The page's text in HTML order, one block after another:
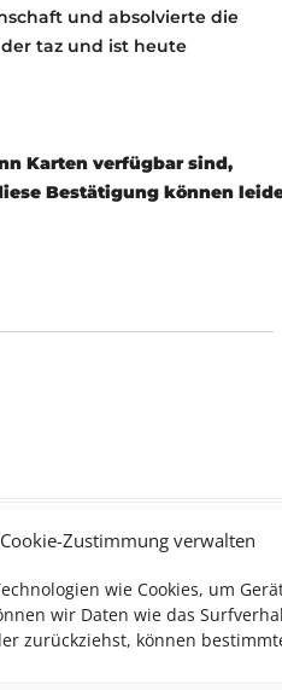
Cookie-Zustimmung verwalten
wie Cookies, um
wir Daten wie das
zurückziehst, können
und absolvierte die
taz und ist heute
Karten verfügbar sind,
Bestätigung können